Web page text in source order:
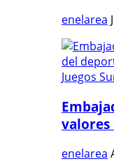
enelarea
valores
enelarea